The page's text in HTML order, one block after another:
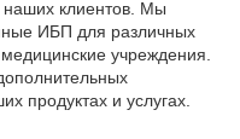
наших клиентов. Мы
ИБП для различных
учреждения.
продуктах и услугах.